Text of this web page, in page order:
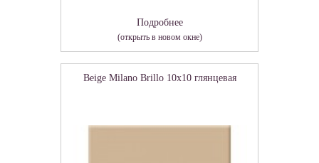
Подробнее
(открыть в новом окне)
Beige Milano Brillo 10x10 глянцевая